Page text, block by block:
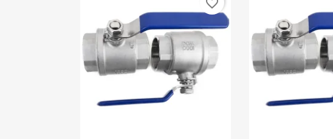
favorite_border